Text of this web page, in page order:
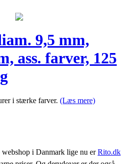
9,5 mm,
ass. farver, 125
i stærke farver. (Læs mere)
i Danmark lige nu erRito.dk